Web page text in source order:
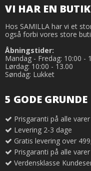
VI HAR EN BUTIK
Hos SAMILLA har vi et
også forbi vores store
Åbningstider:
Mandag - Fredag: 10:00 -
Lørdag: 10:00 - 13.00
Søndag: Lukket
5 GODE GRUNDE
Prisgaranti på alle varer
Levering 2-3 dage
Gratis levering over
Prisgaranti på alle varer
Verdensklasse